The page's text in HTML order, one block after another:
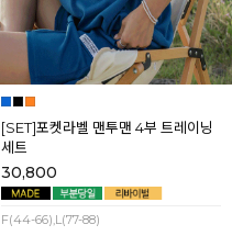
[SET]포켓라벨 맨투맨 4부 트레이닝
세트
30,800
F(44-66),L(77-88)